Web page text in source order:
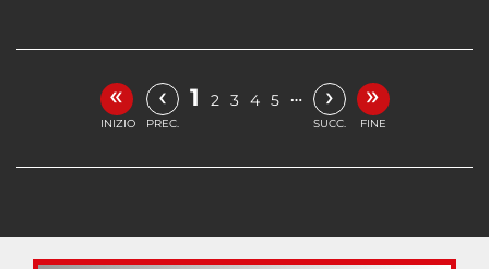
«
INIZIO
‹
PREC.
1 2 3 4 5 … ›
SUCC.
»
FINE